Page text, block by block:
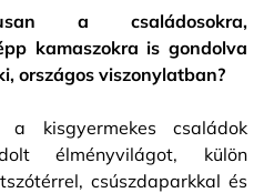
a családosokra,
kamaszokra is gondolva
országos viszonylatban?
a kisgyermekes családok
élményvilágot, külön
csúszdaparkkal és